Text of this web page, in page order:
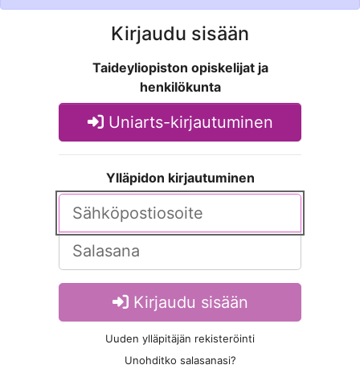
Kirjaudu sisään
Taideyliopiston opiskelijat ja
henkilökunta
Uniarts-kirjautuminen
Ylläpidon kirjautuminen
Kirjaudu sisään
Uuden ylläpitäjän rekisteröinti
Unohditko salasanasi?